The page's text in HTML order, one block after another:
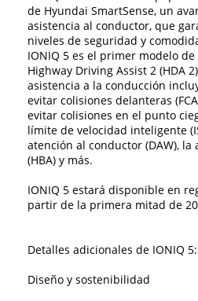
de Hyundai SmartSense, un
asistencia al conductor, que
niveles de seguridad y
IONIQ 5 es el primer modelo
Highway Driving Assist 2 (HDA
asistencia a la conducción
evitar colisiones delanteras
evitar colisiones en el punto
límite de velocidad inteligente
atención al conductor (DAW), la
(HBA) y más.
IONIQ 5 estará disponible en
partir de la primera mitad de
Detalles adicionales de IONIQ 5:
Diseño y sostenibilidad